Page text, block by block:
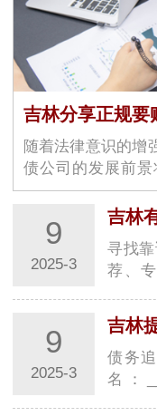
吉林分享正规要
随着法律意识的增
债公司的发展前景
道，不仅可以帮助
9
2025-3
寻找
荐、
向…
9
2025-3
债务
名：